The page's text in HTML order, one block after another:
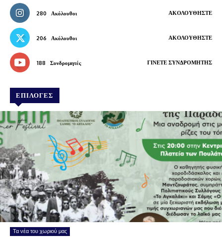
280 Ακόλουθοι ΑΚΟΛΟΥΘΉΣΤΕ
206 Ακόλουθοι ΑΚΟΛΟΥΘΉΣΤΕ
188 Συνδρομητές ΓΊΝΕΤΕ ΣΥΝΔΡΟΜΗΤΉΣ
ΕΠΙΛΟΓΕΣ
Τα νέα του χωριού μας